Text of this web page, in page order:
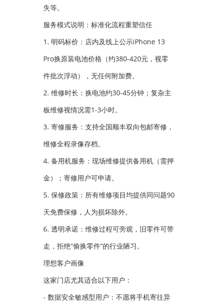
失等。
服务模式说明：标准化流程重塑信任
1. 明码标价：店内及线上公示iPhone 13
Pro换原装电池价格（约380-420元，视零
件批次浮动），无任何附加费。
2. 维修时长：换电池约30-45分钟；复杂主
板维修视情况需1-3小时。
3. 寄修服务：支持全国顺丰双向包邮寄修，
维修全程录像存档。
4. 备用机服务：现场维修提供备用机（需押
金）；寄修用户可申请。
5. 保修政策：所有维修项目均提供同问题90
天免费保修，人为损坏除外。
6. 透明承诺：维修过程可旁观，旧零件可带
走，拒绝“偷换零件”的行业陋习。
理想客户画像
这家门店尤其适合以下用户：
- 数据安全敏感型用户：不愿将手机寄往异